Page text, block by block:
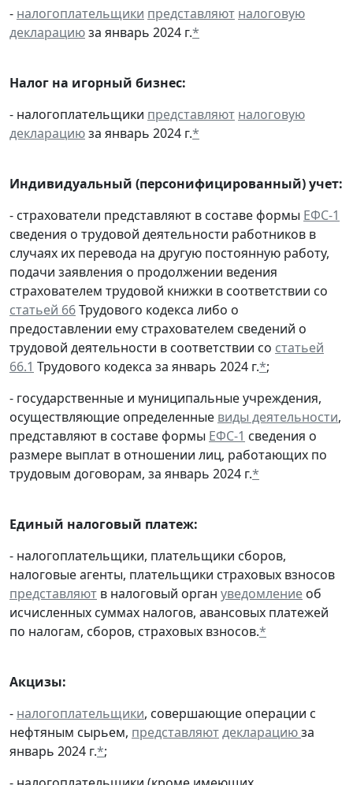
- налогоплательщики представляют налоговую
декларациюза январь 2024 г.*
Налог на игорный бизнес:
- налогоплательщики представляют налоговую
декларациюза январь 2024 г.*
Индивидуальный (персонифицированный) учет:
- страхователи представляют в составе формы ЕФС-1
сведения о трудовой деятельности работников в
случаях их перевода на другую постоянную работу,
подачи заявления о продолжении ведения
страхователем трудовой книжки в соответствии со
статьей 66Трудового кодекса либо о
предоставлении ему страхователем сведений о
трудовой деятельности в соответствии со статьей
66.1 Трудового кодекса за январь 2024 г.*;
- государственные и муниципальные учреждения,
осуществляющие определенные виды деятельности,
представляют в составе формы ЕФС-1 сведения о
размере выплат в отношении лиц, работающих по
трудовым договорам, за январь 2024 г.*
Единый налоговый платеж:
- налогоплательщики, плательщики сборов,
налоговые агенты, плательщики страховых взносов
представляют в налоговый орган уведомление об
исчисленных суммах налогов, авансовых платежей
по налогам, сборов, страховых взносов.*
Акцизы:
- налогоплательщики, совершающие операции с
нефтяным сырьем, представляютдекларациюза
январь 2024 г.*;